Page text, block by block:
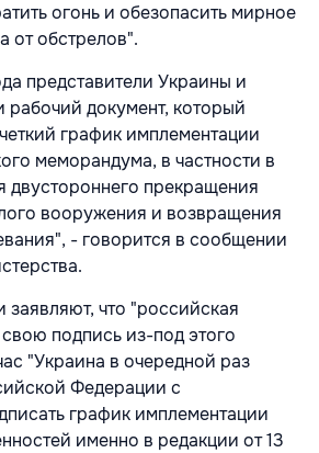
огонь и обезопасить мирное
от обстрелов".
представители Украины и
рабочий документ, который
график имплементации
меморандума, в частности в
двустороннего прекращения
вооружения и возвращения
- говорится в сообщении
заявляют, что "российская
подпись из-под этого
"Украина в очередной раз
Федерации с
график имплементации
именно в редакции от 13